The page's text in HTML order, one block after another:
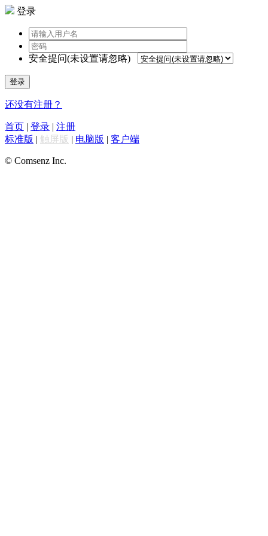
登录
安全提问(未设置请忽略)
登录
还没有注册？
首页 | 登录 | 注册
标准版 | 触屏版 | 电脑版 | 客户端
© Comsenz Inc.